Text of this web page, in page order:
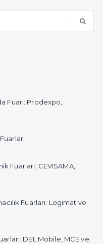
Fuarı: Prodexpo,
Fuarları: CEVISAMA,
Fuarları: Logimat ve
DEL Mobile, MCE ve